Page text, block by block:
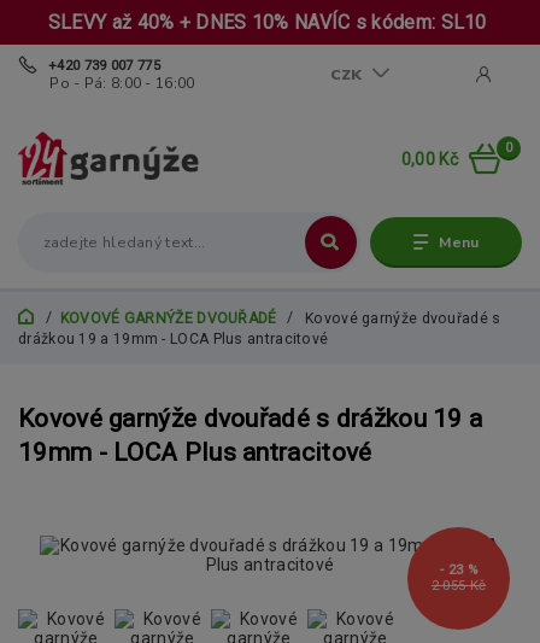
SLEVY až 40% + DNES 10% NAVÍC s kódem: SL10
Menu
CZK
+420 739 007 775
Po - Pá: 8:00 - 16:00
0
0,00 Kč
KOVOVÉ GARNÝŽE DVOUŘADÉ
Kovové garnýže dvouřadé s
drážkou 19 a 19mm - LOCA Plus antracitové
Kovové garnýže dvouřadé s drážkou 19 a
19mm - LOCA Plus antracitové
2 055 Kč
- 23 %